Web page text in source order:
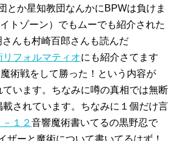
とか星知教団なんかにBPWは負けま
トゾーン）でもムーでも紹介された
んも村崎百郎さんも読んだ
リフォルマティオにも紹介さてます
術戦をして勝った！という内容が
います。ちなみに噂の真相では無断
載されています。ちなみに１個だけ言
１２ 音響魔術書いてるの黒野忍で
ザーと魔術について書いてるはず！